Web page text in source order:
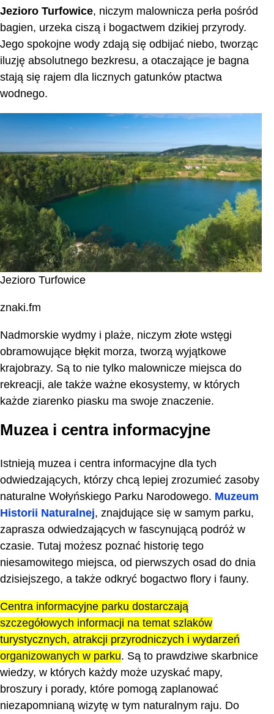
Jezioro Turfowice, niczym malownicza perła pośród
bagien, urzeka ciszą i bogactwem dzikiej przyrody.
Jego spokojne wody zdają się odbijać niebo, tworząc
iluzję absolutnego bezkresu, a otaczające je bagna
stają się rajem dla licznych gatunków ptactwa
wodnego.
Jezioro Turfowice
znaki.fm
Nadmorskie wydmy i plaże, niczym złote wstęgi
obramowujące błękit morza, tworzą wyjątkowe
krajobrazy. Są to nie tylko malownicze miejsca do
rekreacji, ale także ważne ekosystemy, w których
każde ziarenko piasku ma swoje znaczenie.
Muzea i centra informacyjne
Istnieją muzea i centra informacyjne dla tych
odwiedzających, którzy chcą lepiej zrozumieć zasoby
naturalne Wołyńskiego Parku Narodowego. Muzeum
Historii Naturalnej, znajdujące się w samym parku,
zaprasza odwiedzających w fascynującą podróż w
czasie. Tutaj możesz poznać historię tego
niesamowitego miejsca, od pierwszych osad do dnia
dzisiejszego, a także odkryć bogactwo flory i fauny.
Centra informacyjne parku dostarczają
szczegółowych informacji na temat szlaków
turystycznych, atrakcji przyrodniczych i wydarzeń
organizowanych w parku. Są to prawdziwe skarbnice
wiedzy, w których każdy może uzyskać mapy,
broszury i porady, które pomogą zaplanować
niezapomnianą wizytę w tym naturalnym raju. Do